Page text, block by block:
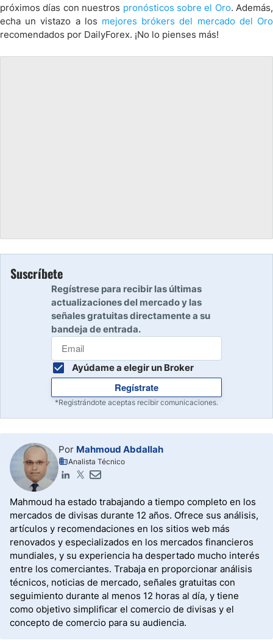
próximos días con nuestros pronósticos sobre el Oro. Además,
echa un vistazo a los mejores brókers del mercado del Oro
recomendados por DailyForex. ¡No lo pienses más!
Suscríbete
Regístrese para recibir las últimas
actualizaciones del mercado y las
señales gratuitas directamente a su
bandeja de entrada.
Ayúdame a elegir un Broker
Regístrate
*Registrándote aceptas recibir comunicaciones.
Por Mahmoud Abdallah
Analista Técnico
Mahmoud ha estado trabajando a tiempo completo en los
mercados de divisas durante 12 años. Ofrece sus análisis,
artículos y recomendaciones en los sitios web más
renovados y especializados en los mercados financieros
mundiales, y su experiencia ha despertado mucho interés
entre los comerciantes. Trabaja en proporcionar análisis
técnicos, noticias de mercado, señales gratuitas con
seguimiento durante al menos 12 horas al día, y tiene
como objetivo simplificar el comercio de divisas y el
concepto de comercio para su audiencia.